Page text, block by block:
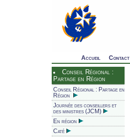
Accueil Contact
Conseil Régional :
Partage en Région
Conseil Régional : Partage en
Région
Journée des conseillers et
des ministres (JCM)
En région
Caté